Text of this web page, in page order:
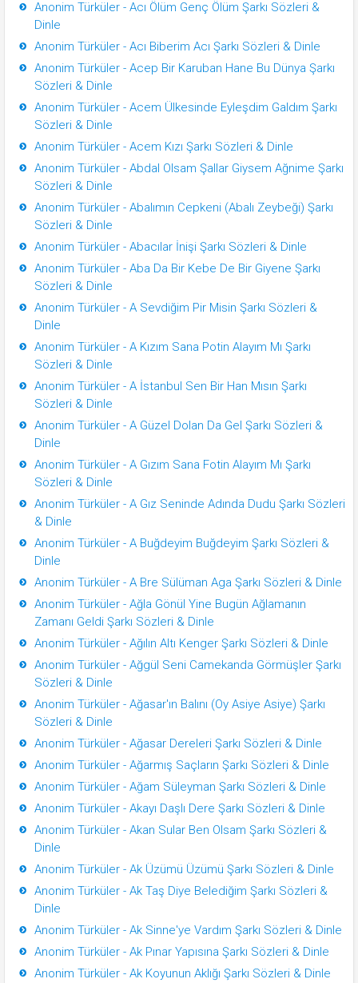
Anonim Türküler - Acı Ölüm Genç Ölüm Şarkı Sözleri &
Dinle
Anonim Türküler - Acı Biberim Acı Şarkı Sözleri & Dinle
Anonim Türküler - Acep Bir Karuban Hane Bu Dünya Şarkı
Sözleri & Dinle
Anonim Türküler - Acem Ülkesinde Eyleşdim Galdım Şarkı
Sözleri & Dinle
Anonim Türküler - Acem Kızı Şarkı Sözleri & Dinle
Anonim Türküler - Abdal Olsam Şallar Giysem Ağnime Şarkı
Sözleri & Dinle
Anonim Türküler - Abalımın Cepkeni (Abalı Zeybeği) Şarkı
Sözleri & Dinle
Anonim Türküler - Abacılar İnişi Şarkı Sözleri & Dinle
Anonim Türküler - Aba Da Bir Kebe De Bir Giyene Şarkı
Sözleri & Dinle
Anonim Türküler - A Sevdiğim Pir Misin Şarkı Sözleri &
Dinle
Anonim Türküler - A Kızım Sana Potin Alayım Mı Şarkı
Sözleri & Dinle
Anonim Türküler - A İstanbul Sen Bir Han Mısın Şarkı
Sözleri & Dinle
Anonim Türküler - A Güzel Dolan Da Gel Şarkı Sözleri &
Dinle
Anonim Türküler - A Gızım Sana Fotin Alayım Mı Şarkı
Sözleri & Dinle
Anonim Türküler - A Gız Seninde Adında Dudu Şarkı Sözleri
& Dinle
Anonim Türküler - A Buğdeyim Buğdeyim Şarkı Sözleri &
Dinle
Anonim Türküler - A Bre Sülüman Aga Şarkı Sözleri & Dinle
Anonim Türküler - Ağla Gönül Yine Bugün Ağlamanın
Zamanı Geldi Şarkı Sözleri & Dinle
Anonim Türküler - Ağılın Altı Kenger Şarkı Sözleri & Dinle
Anonim Türküler - Ağgül Seni Camekanda Görmüşler Şarkı
Sözleri & Dinle
Anonim Türküler - Ağasar'ın Balını (Oy Asiye Asiye) Şarkı
Sözleri & Dinle
Anonim Türküler - Ağasar Dereleri Şarkı Sözleri & Dinle
Anonim Türküler - Ağarmış Saçların Şarkı Sözleri & Dinle
Anonim Türküler - Ağam Süleyman Şarkı Sözleri & Dinle
Anonim Türküler - Akayı Daşlı Dere Şarkı Sözleri & Dinle
Anonim Türküler - Akan Sular Ben Olsam Şarkı Sözleri &
Dinle
Anonim Türküler - Ak Üzümü Üzümü Şarkı Sözleri & Dinle
Anonim Türküler - Ak Taş Diye Belediğim Şarkı Sözleri &
Dinle
Anonim Türküler - Ak Sinne'ye Vardım Şarkı Sözleri & Dinle
Anonim Türküler - Ak Pınar Yapısına Şarkı Sözleri & Dinle
Anonim Türküler - Ak Koyunun Aklığı Şarkı Sözleri & Dinle